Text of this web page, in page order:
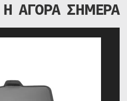
Η ΑΓΟΡΑ ΣΗΜΕΡΑ